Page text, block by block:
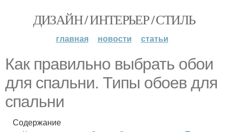
ДИЗАЙН / ИНТЕРЬЕР / СТИЛЬ
главная новости статьи
Как правильно выбрать обои
для спальни. Типы обоев для
спальни
Содержание